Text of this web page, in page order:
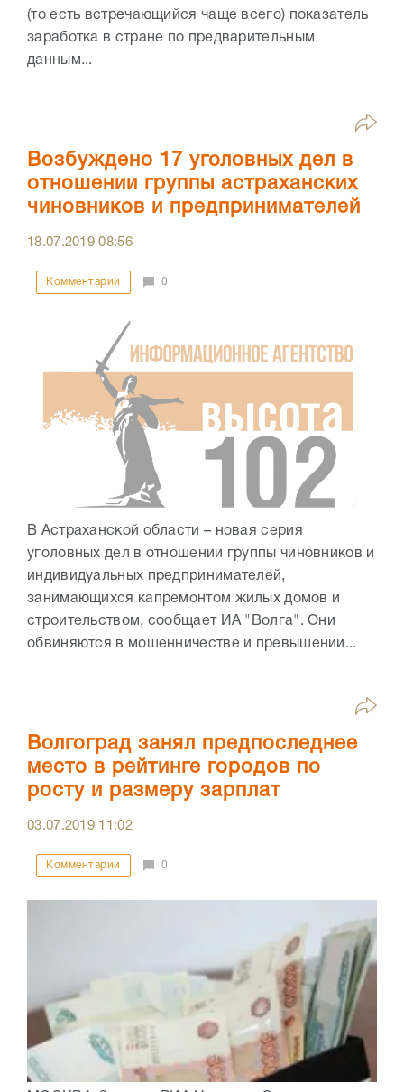
(то есть встречающийся чаще всего) показатель
заработка в стране по предварительным
данным...
Возбуждено 17 уголовных дел в
отношении группы астраханских
чиновников и предпринимателей
18.07.201908:56
Комментарии 0
В Астраханской области – новая серия
уголовных дел в отношении группы чиновников и
индивидуальных предпринимателей,
занимающихся капремонтом жилых домов и
строительством, сообщает ИА "Волга". Они
обвиняются в мошенничестве и превышении...
Волгоград занял предпоследнее
место в рейтинге городов по
росту и размеру зарплат
03.07.2019 11:02
Комментарии 0